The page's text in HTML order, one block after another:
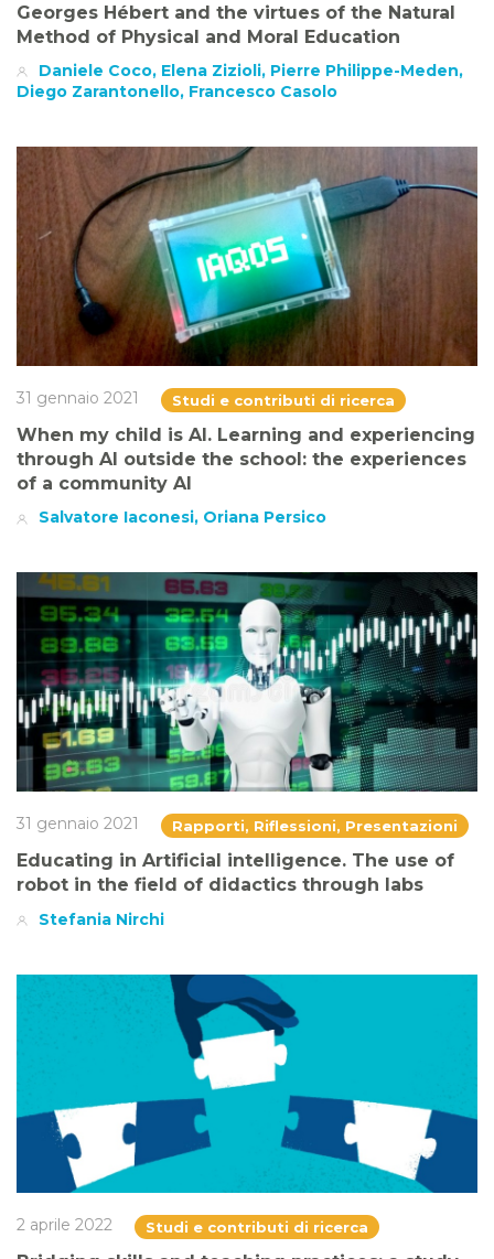
Georges Hébert and the virtues of the Natural
Method of Physical and Moral Education
Daniele Coco, Elena Zizioli, Pierre Philippe-Meden,
Diego Zarantonello, Francesco Casolo
31 gennaio 2021 Studi e contributi di ricerca
When my child is AI. Learning and experiencing
through AI outside the school: the experiences
of a community AI
Salvatore Iaconesi, Oriana Persico
31 gennaio 2021 Rapporti, Riflessioni, Presentazioni
Educating in Artificial intelligence. The use of
robot in the field of didactics through labs
Stefania Nirchi
2 aprile 2022 Studi e contributi di ricerca